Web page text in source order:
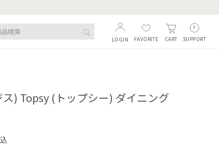
SUPPORT
CART
FAVORITE
LOGIN
ス) Topsy (トップシー) ダイニング